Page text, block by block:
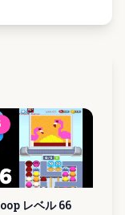
レベル 66